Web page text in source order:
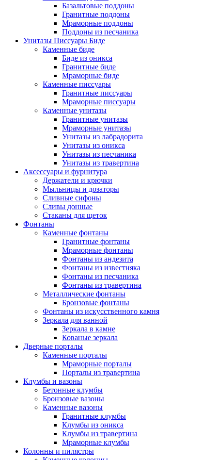
Базальтовые поддоны
Гранитные поддоны
Мраморные поддоны
Поддоны из песчаника
Унитазы Писсуары Биде
Каменные биде
Биде из оникса
Гранитные биде
Мраморные биде
Каменные писсуары
Гранитные писсуары
Мраморные писсуары
Каменные унитазы
Гранитные унитазы
Мраморные унитазы
Унитазы из лабрадорита
Унитазы из оникса
Унитазы из песчаника
Унитазы из травертина
Аксессуары и фурнитура
Держатели и крючки
Мыльницы и дозаторы
Сливные сифоны
Сливы донные
Стаканы для щеток
Фонтаны
Каменные фонтаны
Гранитные фонтаны
Мраморные фонтаны
Фонтаны из андезита
Фонтаны из известняка
Фонтаны из песчаника
Фонтаны из травертина
Металлические фонтаны
Бронзовые фонтаны
Фонтаны из искусственного камня
Зеркала для ванной
Зеркала в камне
Кованые зеркала
Дверные порталы
Каменные порталы
Мраморные порталы
Порталы из травертина
Клумбы и вазоны
Бетонные клумбы
Бронзовые вазоны
Каменные вазоны
Гранитные клумбы
Клумбы из оникса
Клумбы из травертина
Мраморные клумбы
Колонны и пилястры